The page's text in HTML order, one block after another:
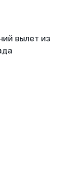
вылет из